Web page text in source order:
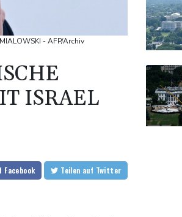
- AFP/Archiv
ISRAEL
Facebook Teilen auf Twitter